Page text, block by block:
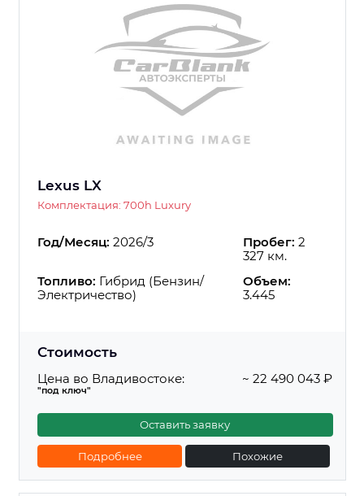
Lexus LX
Комплектация: 700h Luxury
Год/Месяц: 2026/3 Пробег: 2
327 км.
Топливо: Гибрид (Бензин/
Электричество)
Объем:
3.445
Стоимость
Цена во Владивостоке:
"под ключ"
~ 22 490 043 ₽
Оставить заявку
Подробнее Похожие